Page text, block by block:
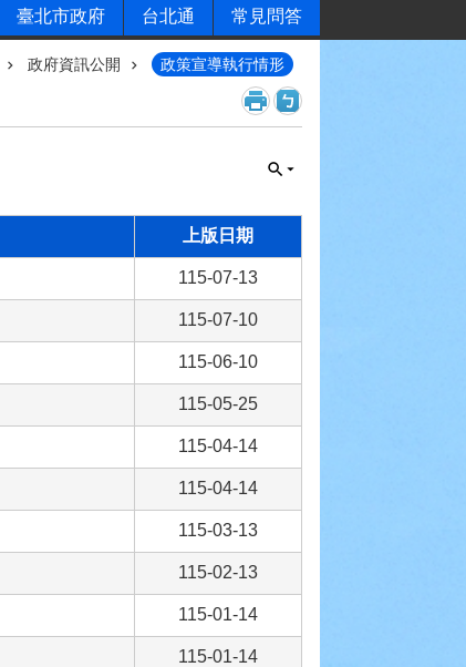
臺北市政府 台北通 常見問答
政府資訊公開 政策宣導執行情形
上版日期
115-07-13
115-07-10
115-06-10
115-05-25
115-04-14
115-04-14
115-03-13
115-02-13
115-01-14
115-01-14